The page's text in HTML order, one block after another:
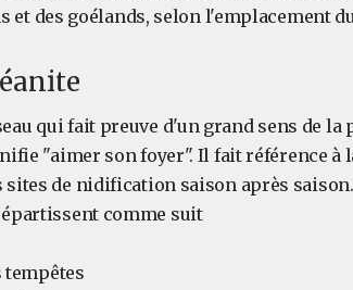
et des goélands, selon l'emplacement
qui fait preuve d'un grand sens de
"aimer son foyer". Il fait référence à
sites de nidification saison après saison.
comme suit
tempêtes